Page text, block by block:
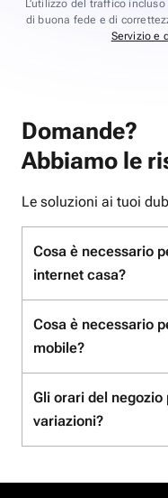
L’utilizzo del traffico
di buona fede e di
Servizio e
Domande?
Abbiamo le
Le soluzioni ai tuoi
Cosa è necessario
internet casa?
Cosa è necessario
mobile?
Gli orari del negozio
variazioni?